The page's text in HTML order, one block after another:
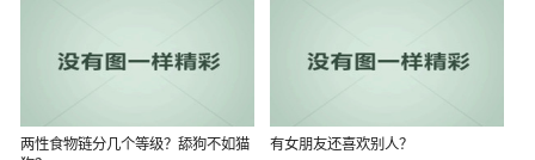
两性食物链分几个等级？舔狗不如猫
有女朋友还喜欢别人？